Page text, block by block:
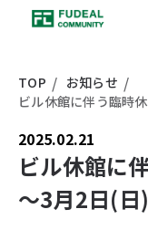
TOP
お知らせ
2025.02.21
ビル休館に
～3月2日(